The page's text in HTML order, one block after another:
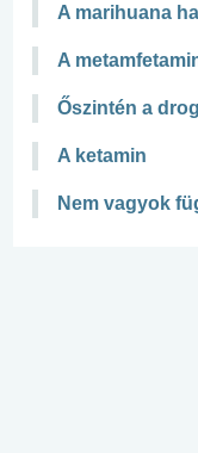
A marihuana
A
Őszintén a
A ketamin
Nem vagyok